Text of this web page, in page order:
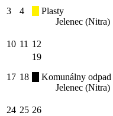
3 4
Plasty
Jelenec (Nitra)
10 11 12
17 18
19
Komunálny odpad
Jelenec (Nitra)
24 25 26